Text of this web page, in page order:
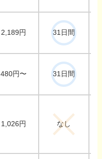
2,189円 31日間
480円〜 31日間
1,026円 なし